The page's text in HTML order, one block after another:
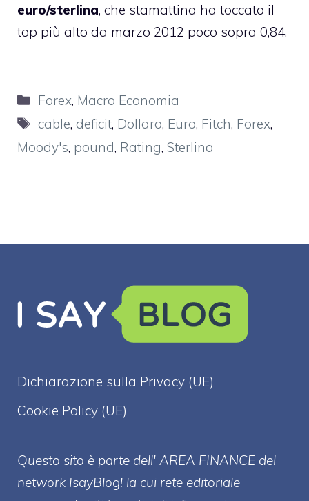
euro/sterlina, che stamattina ha toccato il
top più alto da marzo 2012 poco sopra 0,84.
Categorie
Forex, Macro Economia
Tag
cable, deficit, Dollaro, Euro, Fitch, Forex,
Moody's, pound, Rating, Sterlina
Dichiarazione sulla Privacy (UE)
Cookie Policy (UE)
Questo sito è parte dell' AREA FINANCE del
network IsayBlog! la cui rete editoriale